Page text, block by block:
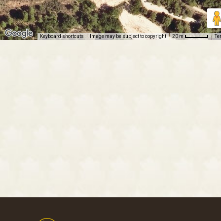
Keyboard shortcuts Image may be subject to copyright 20 m